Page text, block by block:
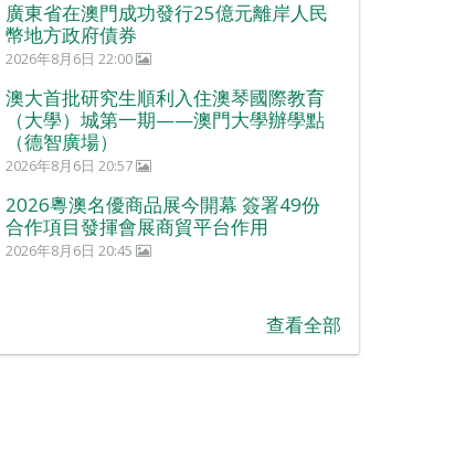
廣東省在澳門成功發行25億元離岸人民
幣地方政府債券
2026年8月6日 22:00
澳大首批研究生順利入住澳琴國際教育
（大學）城第一期——澳門大學辦學點
（德智廣場）
2026年8月6日 20:57
2026粵澳名優商品展今開幕 簽署49份
合作項目發揮會展商貿平台作用
2026年8月6日 20:45
查看全部